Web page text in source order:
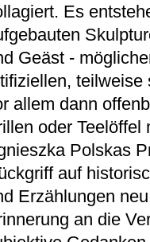
Es
Geäst -
teilweise
allem dann
oder Teelöffel
Polskas
auf
Erzählungen
an die